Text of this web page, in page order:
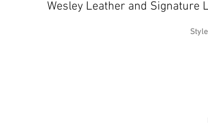
Wesley Leather and Signature